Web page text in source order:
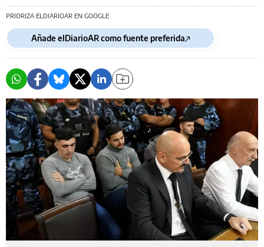
PRIORIZA ELDIARIOAR EN GOOGLE
Añade elDiarioAR como fuente preferida